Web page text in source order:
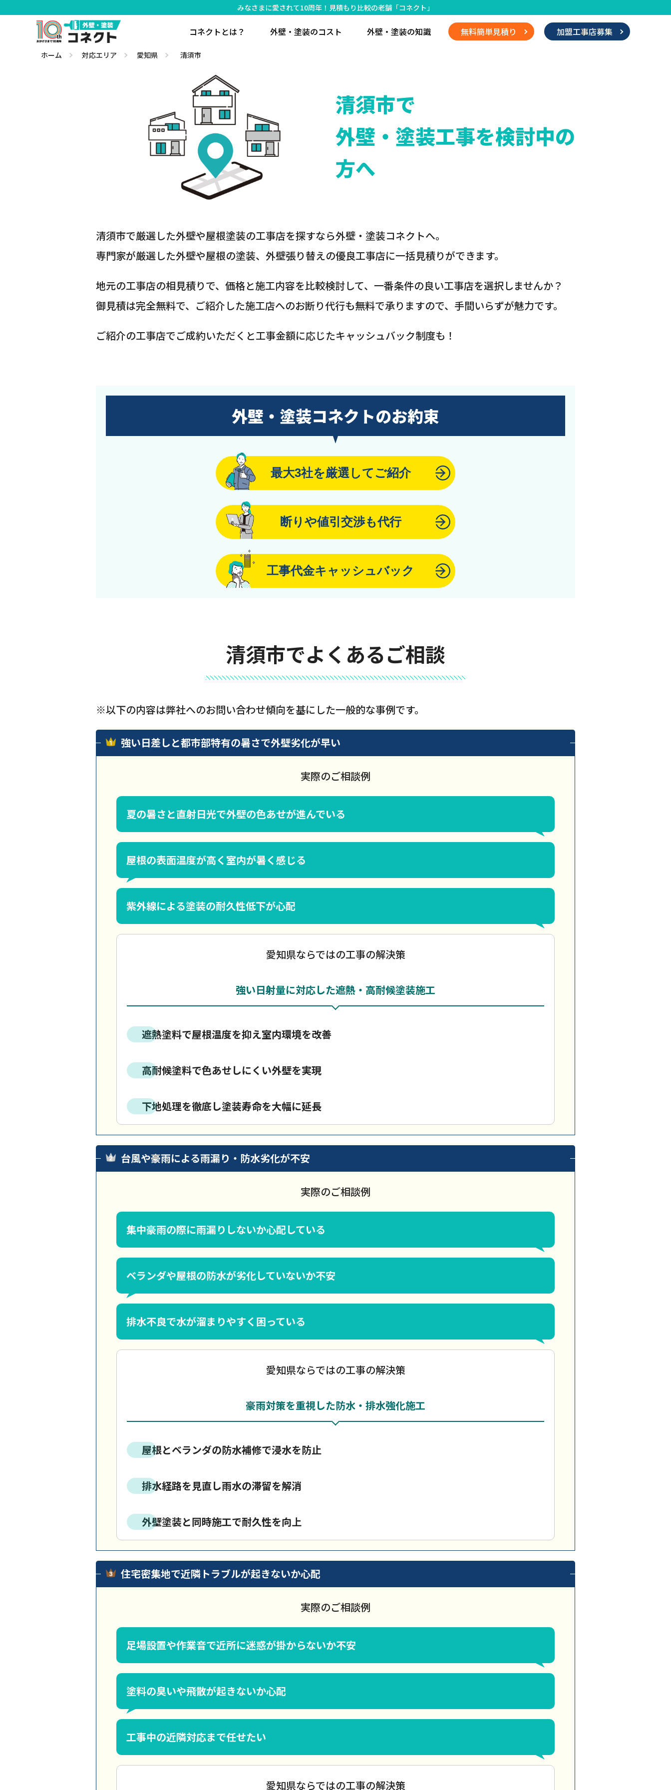
みなさまに愛されて10周年！見積もり比較の老舗「コネクト」
コネクトとは？ 外壁・塗装のコスト 外壁・塗装の知識 無料簡単見積り 加盟工事店募集
ホーム 対応エリア 愛知県 清須市
清須市で
外壁・塗装工事を検討中の
方へ
清須市で厳選した外壁や屋根塗装の工事店を探すなら外壁・塗装コネクトへ。
専門家が厳選した外壁や屋根の塗装、外壁張り替えの優良工事店に一括見積りができます。
地元の工事店の相見積りで、価格と施工内容を比較検討して、一番条件の良い工事店を選択しませんか？
御見積は完全無料で、ご紹介した施工店へのお断り代行も無料で承りますので、手間いらずが魅力です。
ご紹介の工事店でご成約いただくと工事金額に応じたキャッシュバック制度も！
外壁・塗装コネクトのお約束
最大3社を厳選してご紹介
断りや値引交渉も代行
工事代金キャッシュバック
清須市でよくあるご相談
※以下の内容は弊社へのお問い合わせ傾向を基にした一般的な事例です。
強い日差しと都市部特有の暑さで外壁劣化が早い
実際のご相談例
夏の暑さと直射日光で外壁の色あせが進んでいる
屋根の表面温度が高く室内が暑く感じる
紫外線による塗装の耐久性低下が心配
愛知県ならではの工事の解決策
強い日射量に対応した遮熱・高耐候塗装施工
遮熱塗料で屋根温度を抑え室内環境を改善
高耐候塗料で色あせしにくい外壁を実現
下地処理を徹底し塗装寿命を大幅に延長
台風や豪雨による雨漏り・防水劣化が不安
実際のご相談例
集中豪雨の際に雨漏りしないか心配している
ベランダや屋根の防水が劣化していないか不安
排水不良で水が溜まりやすく困っている
愛知県ならではの工事の解決策
豪雨対策を重視した防水・排水強化施工
屋根とベランダの防水補修で浸水を防止
排水経路を見直し雨水の滞留を解消
外壁塗装と同時施工で耐久性を向上
住宅密集地で近隣トラブルが起きないか心配
実際のご相談例
足場設置や作業音で近所に迷惑が掛からないか不安
塗料の臭いや飛散が起きないか心配
工事中の近隣対応まで任せたい
愛知県ならではの工事の解決策